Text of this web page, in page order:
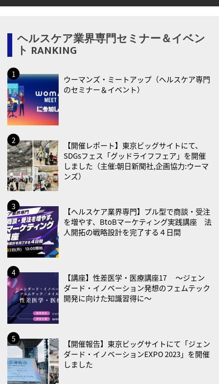
・防犯の日
・世界人道デー
・食育の日
2026/08/21(金)
・治療アプリの日
・献血の日
2026/08/22(土)
・禁煙の日
2026/08/23(日)
・不眠の日
・乳酸菌の日
・いたわり肌の日
2026/08/26(水)
・風呂の日
・筋肉強化の日
2026/08/30(日)
・ＥＰＡの日
2026/08/31(月)
・菜の日
・血管内破砕術（IVL）の日
2026/09/01(火)
ヘルスケア業界専門セミナー＆イベン
ト RANKING
ウーマンズ・ミートアップ（ヘルスケア専門
のセミナー＆イベント）
【開催レポート】東京ビッグサイトにて、
SDGsフェス「グッドライフフェア」を開催
しました（主催:朝日新聞社,企画協力:ウーマ
ンズ）
【ヘルスケア業界専門】プル型で商談・受注
を増やす、BtoBマーケティング実践講座 法
人開拓の戦略設計を完了する４日間
【講座】性差医学・医療講座17 〜ジェン
ダード・イノベーション発想のフェムテック
開発に向けた知識習得に〜
【開催報告】東京ビッグサイトにて「ジェン
ダード・イノベーションEXPO 2023」を開催
しました